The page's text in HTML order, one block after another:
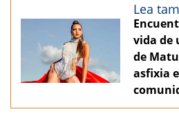
Lea
vida de
de
asfixia